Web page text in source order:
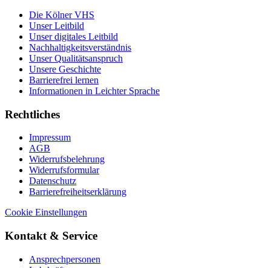
Die Kölner VHS
Unser Leitbild
Unser digitales Leitbild
Nachhaltigkeitsverständnis
Unser Qualitätsanspruch
Unsere Geschichte
Barrierefrei lernen
Informationen in Leichter Sprache
Rechtliches
Impressum
AGB
Widerrufsbelehrung
Widerrufsformular
Datenschutz
Barrierefreiheitserklärung
Cookie Einstellungen
Kontakt & Service
Ansprechpersonen